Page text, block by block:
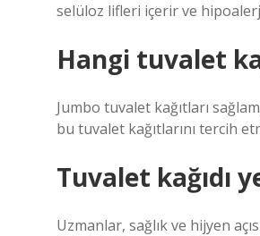
selüloz lifleri içerir ve
Hangi tuvalet
Jumbo tuvalet kağıtları
bu tuvalet kağıtlarını tercih
Tuvalet kağıdı
Uzmanlar, sağlık ve hijyen